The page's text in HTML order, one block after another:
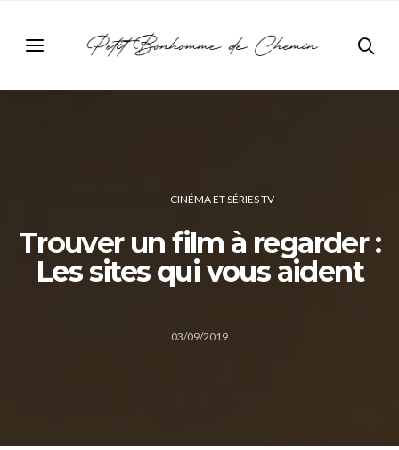
CINÉMA ET SÉRIES TV
Trouver un film à regarder :
Les sites qui vous aident
03/09/2019